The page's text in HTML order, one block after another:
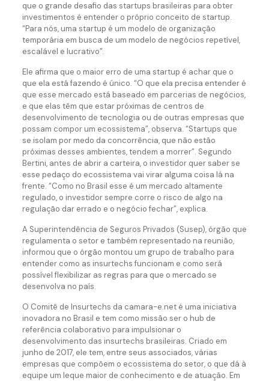
que o grande desafio das startups brasileiras para obter
investimentos é entender o próprio conceito de startup.
“Para nós, uma startup é um modelo de organização
temporária em busca de um modelo de negócios repetível,
escalável e lucrativo”.
Ele afirma que o maior erro de uma startup é achar que o
que ela está fazendo é único. “O que ela precisa entender é
que esse mercado está baseado em parcerias de negócios,
e que elas têm que estar próximas de centros de
desenvolvimento de tecnologia ou de outras empresas que
possam compor um ecossistema”, observa. “Startups que
se isolam por medo da concorrência, que não estão
próximas desses ambientes, tendem a morrer”. Segundo
Bertini, antes de abrir a carteira, o investidor quer saber se
esse pedaço do ecossistema vai virar alguma coisa lá na
frente. “Como no Brasil esse é um mercado altamente
regulado, o investidor sempre corre o risco de algo na
regulação dar errado e o negócio fechar”, explica.
A Superintendência de Seguros Privados (Susep), órgão que
regulamenta o setor e também representado na reunião,
informou que o órgão montou um grupo de trabalho para
entender como as insurtechs funcionam e como será
possível flexibilizar as regras para que o mercado se
desenvolva no país.
O Comitê de Insurtechs da camara-e.net é uma iniciativa
inovadora no Brasil e tem como missão ser o hub de
referência colaborativo para impulsionar o
desenvolvimento das insurtechs brasileiras. Criado em
junho de 2017, ele tem, entre seus associados, várias
empresas que compõem o ecossistema do setor, o que dá à
equipe um leque maior de conhecimento e de atuação. Em